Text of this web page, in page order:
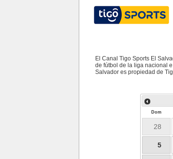
El Canal Tigo Sports El
de fútbol de la liga nacional
Salvador es propiedad de
Dom
28
5